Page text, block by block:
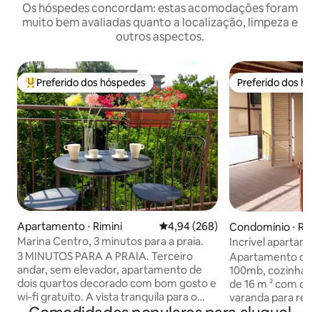
Os hóspedes concordam: estas acomodações foram
muito bem avaliadas quanto a localização, limpeza e
outros aspectos.
Entre os melhores preferidos dos hóspedes
Preferido dos hóspedes
Apartamento ⋅ Rimini 4,94 de uma avaliação média de
4,94 (268)
Marina Centro, 3 minutos para a praia.
3 MINUTOS PARA A PRAIA. Terceiro
andar, sem elevador, apartamento de
dois quartos decorado com bom gosto e
wi-fi gratuito. A vista tranquila para o
Preferido dos
Preferido dos
Condomínio ⋅
Incrível
com varanda em
Apartamento de
100mb, cozinha
de 16 m ² com
varanda para